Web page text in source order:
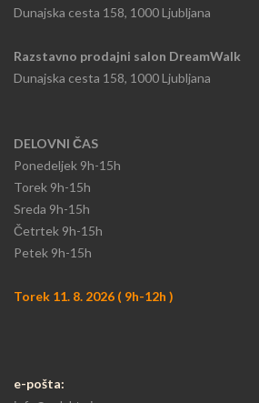
Dunajska cesta 158, 1000 Ljubljana
Razstavno prodajni salon DreamWalk
Dunajska cesta 158, 1000 Ljubljana
DELOVNI ČAS
Ponedeljek 9h-15h​
Torek 9h-15h​
Sreda 9h-15h
​Četrtek 9h-15h
Petek 9h-15h
Torek 11. 8. 2026 ( 9h-12h )
e-pošta: